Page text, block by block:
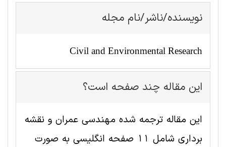
نویسنده/ناشر/نام مجله
Civil and Environmental Research
این مقاله چند صفحه است؟
این مقاله ترجمه شده مهندسی عمران و نقشه
برداری شامل 11 صفحه انگلیسی به صورت